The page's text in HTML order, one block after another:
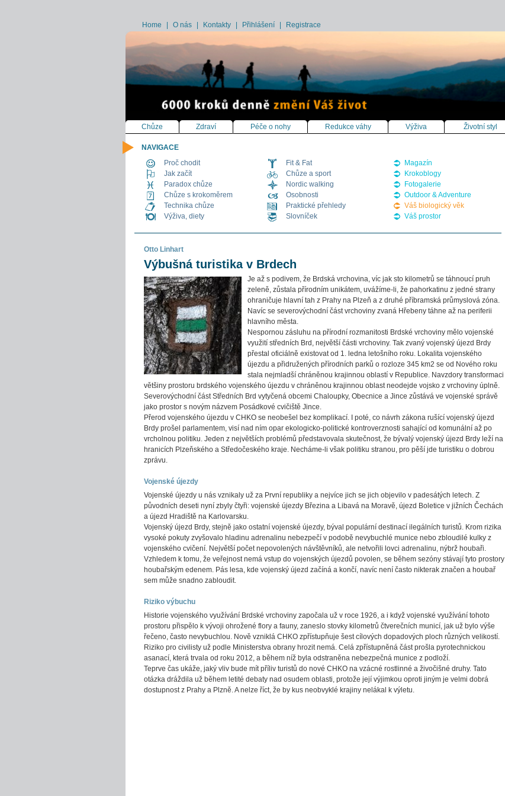
Home O nás Kontakty Přihlášení Registrace
NAVIGACE
Proč chodit
Fit & Fat
Jak začít
Chůze a sport
Paradox chůze
Nordic walking
Chůze s krokoměrem
Osobnosti
Technika chůze
Praktické přehledy
Výživa, diety
Slovníček
Magazín
Krokoblogy
Fotogalerie
Outdoor & Adventure
Váš biologický věk
Váš prostor
Otto Linhart
Výbušná turistika v Brdech
Je až s podivem, že Brdská vrchovina, víc jak sto kilometrů se táhnoucí pruh
zeleně, zůstala přírodním unikátem, uvážíme-li, že pahorkatinu z jedné strany
ohraničuje hlavní tah z Prahy na Plzeň a z druhé příbramská průmyslová zóna.
Navíc se severovýchodní část vrchoviny zvaná Hřebeny táhne až na periferii
hlavního města.
Nespornou zásluhu na přírodní rozmanitosti Brdské vrchoviny mělo vojenské
využití středních Brd, největší části vrchoviny. Tak zvaný vojenský újezd Brdy
přestal oficiálně existovat od 1. ledna letošního roku. Lokalita vojenského
újezdu a přidružených přírodních parků o rozloze 345 km2 se od Nového roku
stala nejmladší chráněnou krajinnou oblastí v Republice. Navzdory transformaci
většiny prostoru brdského vojenského újezdu v chráněnou krajinnou oblast neodejde vojsko z vrchoviny úplně.
Severovýchodní část Středních Brd vytyčená obcemi Chaloupky, Obecnice a Jince zůstává ve vojenské správě
jako prostor s novým názvem Posádkové cvičiště Jince.
Přerod vojenského újezdu v CHKO se neobešel bez komplikací. I poté, co návrh zákona rušící vojenský újezd
Brdy prošel parlamentem, visí nad ním opar ekologicko-politické kontroverznosti sahající od komunální až po
vrcholnou politiku. Jeden z největších problémů představovala skutečnost, že bývalý vojenský újezd Brdy leží na
hranicích Plzeňského a Středočeského kraje. Necháme-li však politiku stranou, pro pěší jde turistiku o dobrou
zprávu.
Vojenské újezdy
Vojenské újezdy u nás vznikaly už za První republiky a nejvíce jich se jich objevilo v padesátých letech. Z
původních deseti nyní zbyly čtyři: vojenské újezdy Březina a Libavá na Moravě, újezd Boletice v jižních Čechách
a újezd Hradiště na Karlovarsku.
Vojenský újezd Brdy, stejně jako ostatní vojenské újezdy, býval populární destinací ilegálních turistů. Krom rizika
vysoké pokuty zvyšovalo hladinu adrenalinu nebezpečí v podobě nevybuchlé munice nebo zbloudilé kulky z
vojenského cvičení. Největší počet nepovolených návštěvníků, ale netvořili lovci adrenalinu, nýbrž houbaři.
Vzhledem k tomu, že veřejnost nemá vstup do vojenských újezdů povolen, se během sezóny stávají tyto prostory
houbařským edenem. Pás lesa, kde vojenský újezd začíná a končí, navíc není často nikterak značen a houbař
sem může snadno zabloudit.
Riziko výbuchu
Historie vojenského využívání Brdské vrchoviny započala už v roce 1926, a i když vojenské využívání tohoto
prostoru přispělo k vývoji ohrožené flory a fauny, zaneslo stovky kilometrů čtverečních municí, jak už bylo výše
řečeno, často nevybuchlou. Nově vzniklá CHKO zpřístupňuje šest cílových dopadových ploch různých velikostí.
Riziko pro civilisty už podle Ministerstva obrany hrozit nemá. Celá zpřístupněná část prošla pyrotechnickou
asanací, která trvala od roku 2012, a během níž byla odstraněna nebezpečná munice z podloží.
Teprve čas ukáže, jaký vliv bude mít příliv turistů do nové CHKO na vzácné rostlinné a živočišné druhy. Tato
otázka dráždila už během letité debaty nad osudem oblasti, protože její výjimkou oproti jiným je velmi dobrá
dostupnost z Prahy a Plzně. A nelze říct, že by kus neobvyklé krajiny nelákal k výletu.
Chůze Zdraví Péče o nohy Redukce váhy Výživa Životní styl